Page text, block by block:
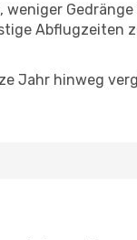
Abflugzeiten
Jahr hinweg